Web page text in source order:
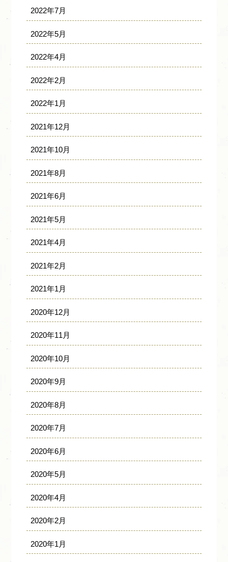
2022年7月
2022年5月
2022年4月
2022年2月
2022年1月
2021年12月
2021年10月
2021年8月
2021年6月
2021年5月
2021年4月
2021年2月
2021年1月
2020年12月
2020年11月
2020年10月
2020年9月
2020年8月
2020年7月
2020年6月
2020年5月
2020年4月
2020年2月
2020年1月